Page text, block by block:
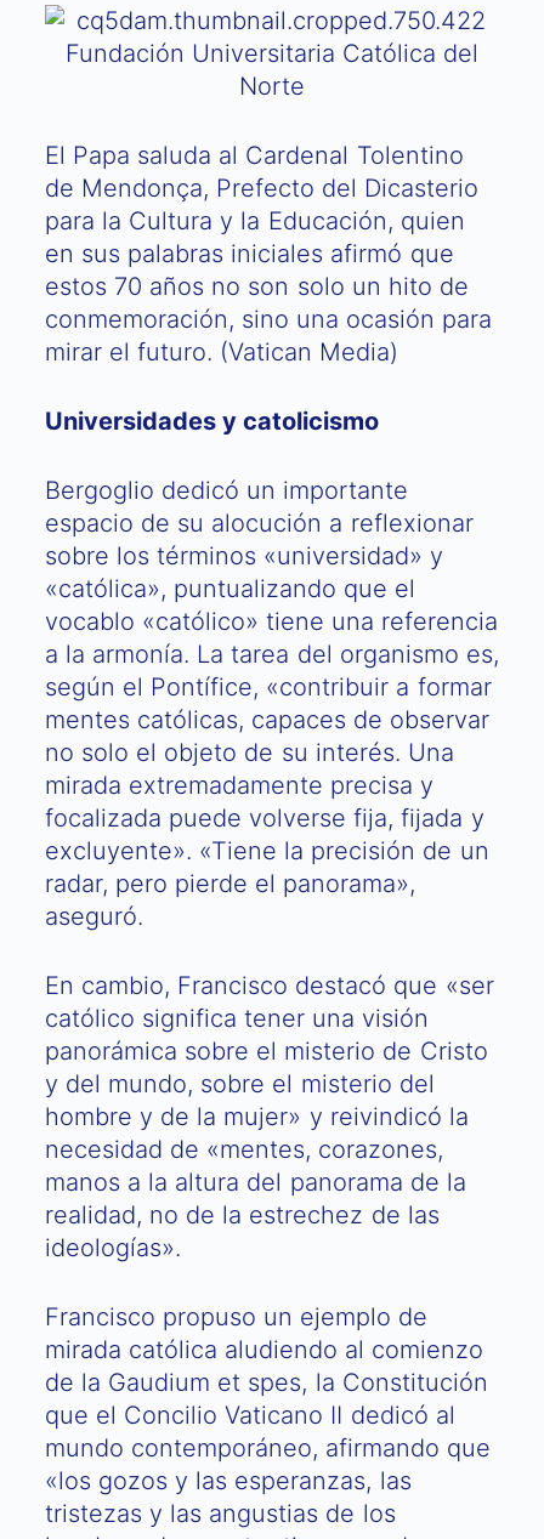
El Papa saluda al Cardenal Tolentino
de Mendonça, Prefecto del Dicasterio
para la Cultura y la Educación, quien
en sus palabras iniciales afirmó que
estos 70 años no son solo un hito de
conmemoración, sino una ocasión para
mirar el futuro. (Vatican Media)
Universidades y catolicismo
Bergoglio dedicó un importante
espacio de su alocución a reflexionar
sobre los términos «universidad» y
«católica», puntualizando que el
vocablo «católico» tiene una referencia
a la armonía. La tarea del organismo es,
según el Pontífice, «contribuir a formar
mentes católicas, capaces de observar
no solo el objeto de su interés. Una
mirada extremadamente precisa y
focalizada puede volverse fija, fijada y
excluyente». «Tiene la precisión de un
radar, pero pierde el panorama»,
aseguró.
En cambio, Francisco destacó que «ser
católico significa tener una visión
panorámica sobre el misterio de Cristo
y del mundo, sobre el misterio del
hombre y de la mujer» y reivindicó la
necesidad de «mentes, corazones,
manos a la altura del panorama de la
realidad, no de la estrechez de las
ideologías».
Francisco propuso un ejemplo de
mirada católica aludiendo al comienzo
de la Gaudium et spes, la Constitución
que el Concilio Vaticano II dedicó al
mundo contemporáneo, afirmando que
«los gozos y las esperanzas, las
tristezas y las angustias de los